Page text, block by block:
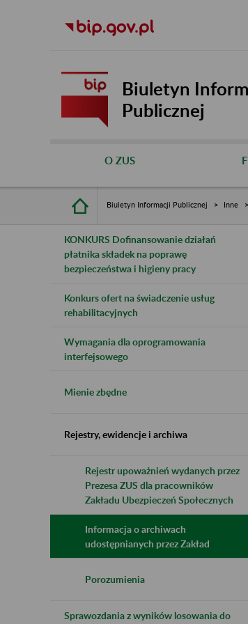
Biuletyn
Publicznej
O ZUS
Biuletyn Informacji Publicznej Inne
KONKURS Dofinansowanie działań
płatnika składek na poprawę
bezpieczeństwa i higieny pracy
Konkurs ofert na świadczenie usług
rehabilitacyjnych
Wymagania dla oprogramowania
interfejsowego
Mienie zbędne
Rejestry, ewidencje i archiwa
Rejestr upoważnień wydanych przez
Prezesa ZUS dla pracowników
Zakładu Ubezpieczeń Społecznych
Informacja o archiwach
udostępnianych przez Zakład
Porozumienia
Sprawozdania z wyników losowania do